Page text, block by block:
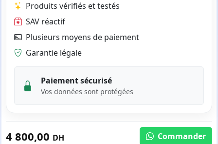
Produits vérifiés et testés
SAV réactif
Plusieurs moyens de paiement
Garantie légale
Paiement sécurisé
Vos données sont protégées
4 800,00 DH Commander